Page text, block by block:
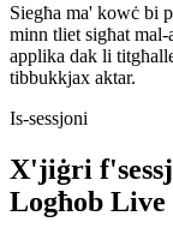
Siegħa ma' kowċ bi
minn tliet sigħat
applika dak li
tibbukkjax aktar.
Is-sessjoni
X'jiġri
Logħob Live